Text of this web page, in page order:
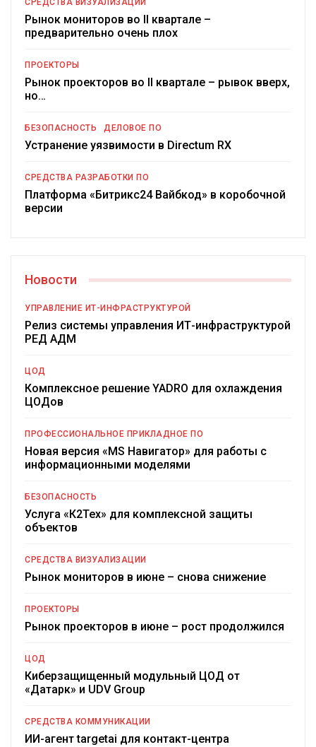
СРЕДСТВА ВИЗУАЛИЗАЦИИ
Рынок мониторов во II квартале –
предварительно очень плох
ПРОЕКТОРЫ
Рынок проекторов во II квартале – рывок вверх,
но…
БЕЗОПАСНОСТЬ ДЕЛОВОЕ ПО
Устранение уязвимости в Directum RX
СРЕДСТВА РАЗРАБОТКИ ПО
Платформа «Битрикс24 Вайбкод» в коробочной
версии
Новости
УПРАВЛЕНИЕ ИТ-ИНФРАСТРУКТУРОЙ
Релиз системы управления ИТ-инфраструктурой
РЕД АДМ
ЦОД
Комплексное решение YADRO для охлаждения
ЦОДов
ПРОФЕССИОНАЛЬНОЕ ПРИКЛАДНОЕ ПО
Новая версия «MS Навигатор» для работы с
информационными моделями
БЕЗОПАСНОСТЬ
Услуга «К2Тех» для комплексной защиты
объектов
СРЕДСТВА ВИЗУАЛИЗАЦИИ
Рынок мониторов в июне – снова снижение
ПРОЕКТОРЫ
Рынок проекторов в июне – рост продолжился
ЦОД
Киберзащищенный модульный ЦОД от
«Датарк» и UDV Group
СРЕДСТВА КОММУНИКАЦИИ
ИИ-агент targetai для контакт-центра